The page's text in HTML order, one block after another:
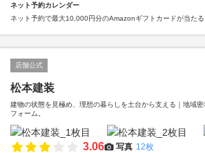
ネット予約カレンダー
ネット予約で最大10,000円分のAmazonギフトカードが当たる
店舗公式
松本建装
建物の状態を見極め、理想の暮らしを土台から支える｜地域
フォーム。
3.06 写真 12枚